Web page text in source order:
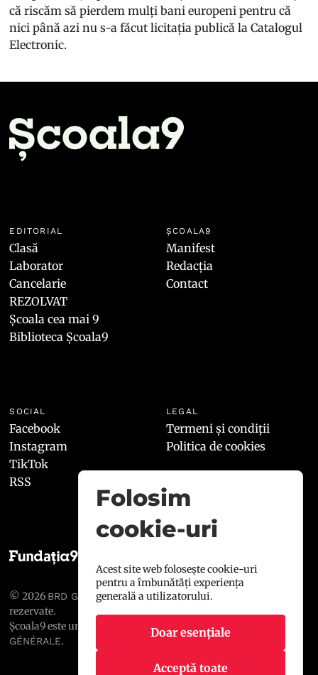
că riscăm să pierdem mulți bani europeni pentru că
nici până azi nu s-a făcut licitația publică la Catalogul
Electronic.
EDITORIAL
Clasă
Laborator
Cancelarie
REZOLVAT
Școala cea mai 9
Biblioteca Școala9
ȘCOALA9
Manifest
Redacția
Contact
SOCIAL
Facebook
Instagram
TikTok
RSS
LEGAL
Termeni și condiții
Politica de cookies
© 2026 BRD GROUPE SOCIÉTÉ GÉNÉRALE
rezervate.
Școala9 este un proiect susținut de
BRD GROUPE SOCIÉTÉ
GÉNÉRALE.
Folosim
cookie-uri
Acest site web folosește cookie-uri
pentru a îmbunătăți experiența
generală a utilizatorului.
Doar esențiale
Acceptă toate